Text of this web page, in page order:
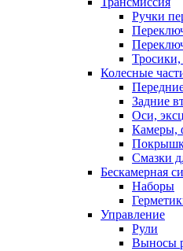
Ручки
Колесные
Задние
Оси,
Камеры,
Смазки
Бескамерная
Наборы
Управление
Рули
Выносы